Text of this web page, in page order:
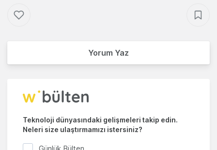
Yorum Yaz
Teknoloji dünyasındaki gelişmeleri takip edin.
Neleri size ulaştırmamızı istersiniz?
Günlük Bülten